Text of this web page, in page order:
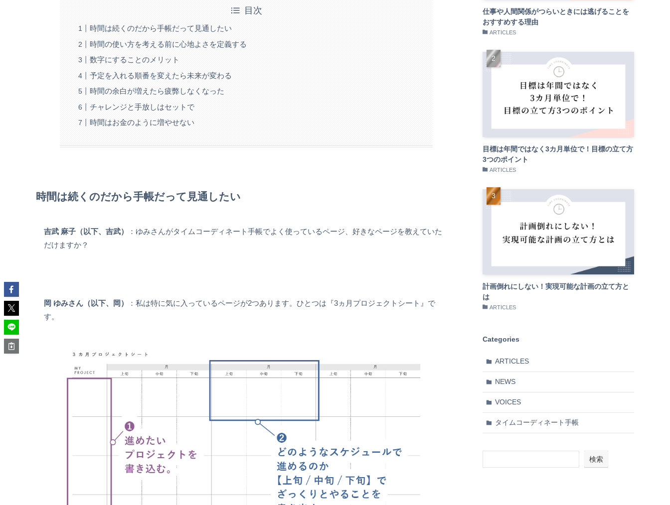
目次
時間は続くのだから手帳だって見通したい
時間の使い方を考える前に心地よさを定義する
数字にすることのメリット
予定を入れる順番を変えたら未来が変わる
時間の余白が増えたら疲弊しなくなった
チャレンジと手放しはセットで
時間はお金のように増やせない
時間は続くのだから手帳だって見通したい
吉武 麻子（以下、吉武）
：ゆみさんがタイムコーディネート手帳でよく使っているページ、好きなページを教えていた
だけますか？
岡 ゆみさん（以下、岡）
：私は特に気に入っているページが2つあります。ひとつは『3ヵ月プロジェクトシート』で
す。
仕事や人間関係がつらいときには逃げることを
おすすめする理由
ARTICLES
目標は年間ではなく3カ月単位で！目標の立て方
3つのポイント
ARTICLES
計画倒れにしない！実現可能な計画の立て方と
は
ARTICLES
Categories
ARTICLES
NEWS
VOICES
タイムコーディネート手帳
検索